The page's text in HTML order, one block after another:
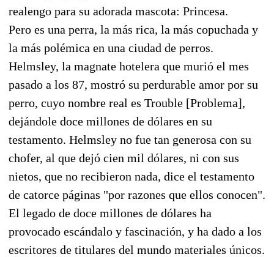
realengo para su adorada mascota: Princesa.
Pero es una perra, la más rica, la más copuchada y
la más polémica en una ciudad de perros.
Helmsley, la magnate hotelera que murió el mes
pasado a los 87, mostró su perdurable amor por su
perro, cuyo nombre real es Trouble [Problema],
dejándole doce millones de dólares en su
testamento. Helmsley no fue tan generosa con su
chofer, al que dejó cien mil dólares, ni con sus
nietos, que no recibieron nada, dice el testamento
de catorce páginas "por razones que ellos conocen".
El legado de doce millones de dólares ha
provocado escándalo y fascinación, y ha dado a los
escritores de titulares del mundo materiales únicos.